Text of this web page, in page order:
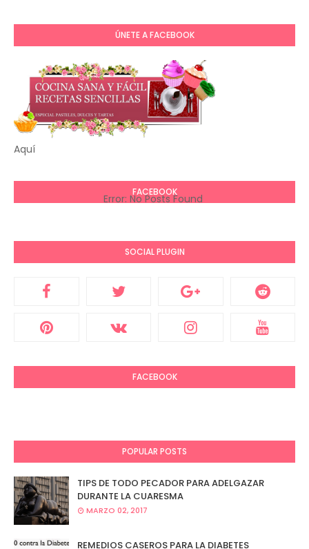
ÚNETE A FACEBOOK
Aquí
FACEBOOK
Error: No Posts Found
SOCIAL PLUGIN
FACEBOOK
POPULAR POSTS
TIPS DE TODO PECADOR PARA ADELGAZAR
DURANTE LA CUARESMA
MARZO 02, 2017
REMEDIOS CASEROS PARA LA DIABETES